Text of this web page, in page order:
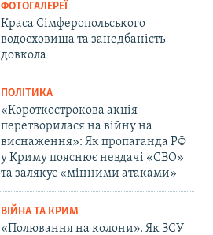
ФОТОГАЛЕРЕЇ
Краса Сімферопольського
водосховища та занедбаність
довкола
ПОЛІТИКА
«Короткострокова акція
перетворилася на війну на
виснаження»: Як пропаганда РФ
у Криму пояснює невдачі «СВО»
та залякує «мінними атаками»
ВІЙНА ТА КРИМ
«Полювання на колони». Як ЗСУ